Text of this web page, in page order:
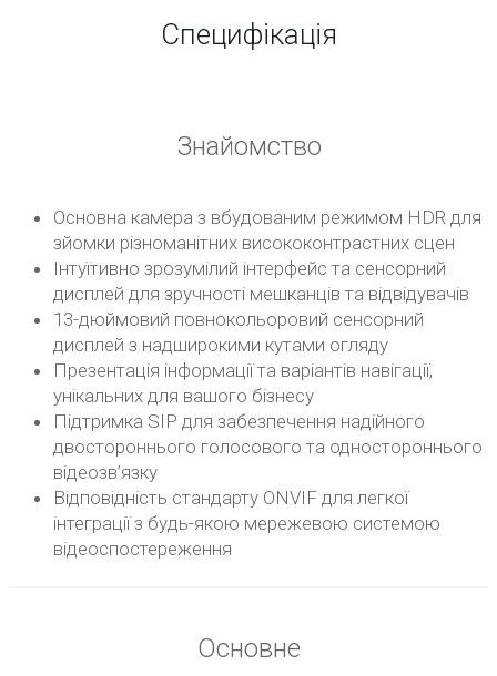
Специфікація
Знайомство
Основна камера з вбудованим режимом HDR для
зйомки різноманітних висококонтрастних сцен
Інтуїтивно зрозумілий інтерфейс та сенсорний
дисплей для зручності мешканців та відвідувачів
13-дюймовий повнокольоровий сенсорний
дисплей з надширокими кутами огляду
Презентація інформації та варіантів навігації,
унікальних для вашого бізнесу
Підтримка SIP для забезпечення надійного
двостороннього голосового та одностороннього
відеозв’язку
Відповідність стандарту ONVIF для легкої
інтеграції з будь-якою мережевою системою
відеоспостереження
Основне